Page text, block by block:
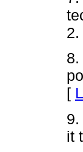
2.
[
it